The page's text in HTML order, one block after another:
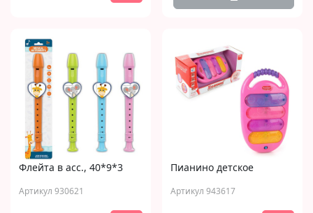
Флейта в асс., 40*9*3
Артикул 930621
Пианино детское
Артикул 943617